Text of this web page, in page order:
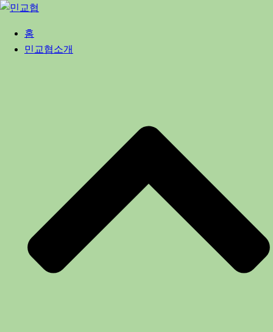
Skip
content
홈
민교협소개